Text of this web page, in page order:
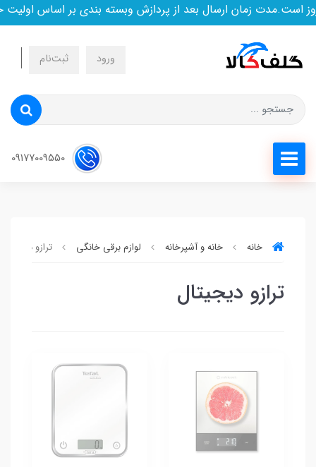
است.مدت زمان ارسال بعد از پردازش وبسته بندی بر اساس اولیت
ورود ثبت‌نام
خانه خانه و آشپرخانه لوازم برقی خانگی ترازو دیجیتال
ترازو دیجیتال